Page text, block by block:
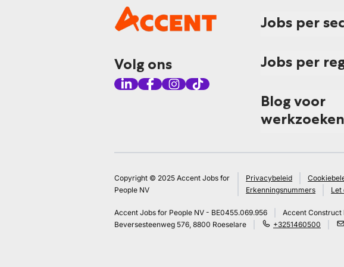
Volg ons
Jobs per
Jobs per
Blog voor
Copyright © 2025 Accent Jobs for
People NV
Privacybeleid
Erkenningsnummers
Let
Accent Jobs for People NV - BE0455.069.956 Accent Construct
Beversesteenweg 576, 8800 Roeselare
+3251460500